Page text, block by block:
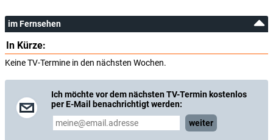
im Fernsehen
In Kürze:
Keine TV-Termine in den nächsten Wochen.
Ich möchte vor dem nächsten TV-Termin kostenlos
per E-Mail benachrichtigt werden:
weiter